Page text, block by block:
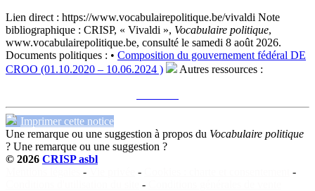
Lien direct : https://www.vocabulairepolitique.be/vivaldi Note
bibliographique : CRISP, « Vivaldi », Vocabulaire politique,
www.vocabulairepolitique.be, consulté le samedi 8 août 2026.
Documents politiques : • Composition du gouvernement fédéral DE
CROO (01.10.2020 – 10.06.2024 )
Autres ressources :
Imprimer cette notice
Une remarque ou une suggestion à propos du Vocabulaire politique
? Une remarque ou une suggestion ?
© 2026 CRISP asbl
- -
-
-